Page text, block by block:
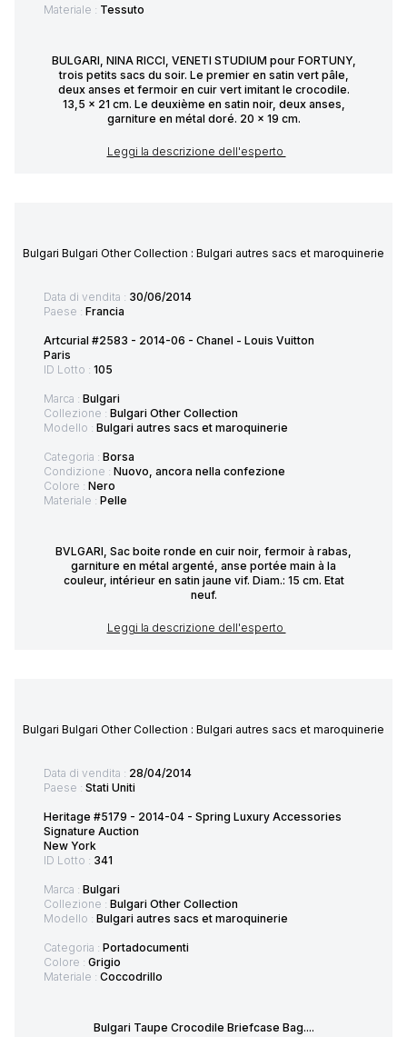
Materiale : Tessuto
BULGARI, NINA RICCI, VENETI STUDIUM pour FORTUNY,
trois petits sacs du soir. Le premier en satin vert pâle,
deux anses et fermoir en cuir vert imitant le crocodile.
13,5 x 21 cm. Le deuxième en satin noir, deux anses,
garniture en métal doré. 20 x 19 cm.
Leggi la descrizione dell'esperto
Bulgari Bulgari Other Collection : Bulgari autres sacs et maroquinerie
Data di vendita : 30/06/2014
Paese : Francia
Artcurial #2583 - 2014-06 - Chanel - Louis Vuitton
Paris
ID Lotto : 105
Marca : Bulgari
Collezione : Bulgari Other Collection
Modello : Bulgari autres sacs et maroquinerie
Categoria : Borsa
Condizione : Nuovo, ancora nella confezione
Colore : Nero
Materiale : Pelle
BVLGARI, Sac boite ronde en cuir noir, fermoir à rabas,
garniture en métal argenté, anse portée main à la
couleur, intérieur en satin jaune vif. Diam.: 15 cm. Etat
neuf.
Leggi la descrizione dell'esperto
Bulgari Bulgari Other Collection : Bulgari autres sacs et maroquinerie
Data di vendita : 28/04/2014
Paese : Stati Uniti
Heritage #5179 - 2014-04 - Spring Luxury Accessories
Signature Auction
New York
ID Lotto : 341
Marca : Bulgari
Collezione : Bulgari Other Collection
Modello : Bulgari autres sacs et maroquinerie
Categoria : Portadocumenti
Colore : Grigio
Materiale : Coccodrillo
Bulgari Taupe Crocodile Briefcase Bag....